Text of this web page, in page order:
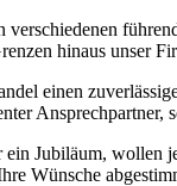
verschiedenen
hinaus unser
einen
Ansprechpartner,
ein Jubiläum, wollen
Wünsche